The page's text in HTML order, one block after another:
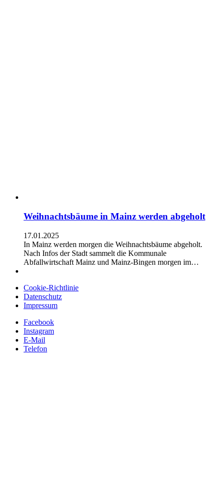
Weihnachtsbäume in Mainz werden abgeholt
17.01.2025
In Mainz werden morgen die Weihnachtsbäume abgeholt.
Nach Infos der Stadt sammelt die Kommunale
Abfallwirtschaft Mainz und Mainz-Bingen morgen im…
Cookie-Richtlinie
Datenschutz
Impressum
Facebook
Instagram
E-Mail
Telefon